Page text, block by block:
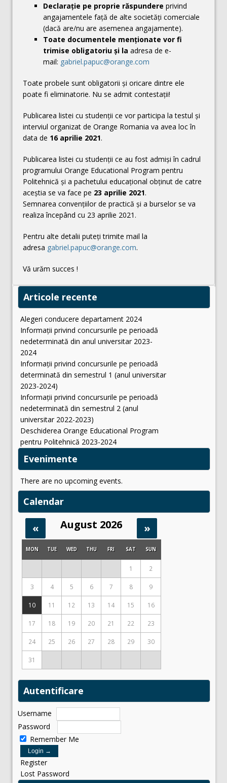
Declaraţie pe proprie răspundere privind
angajamentele faţă de alte societăţi comerciale
(dacă are/nu are asemenea angajamente).
Toate documentele menționate vor fi
trimise obligatoriu şi la adresa de e-
mail: gabriel.papuc@orange.com
Toate probele sunt obligatorii și oricare dintre ele
poate fi eliminatorie. Nu se admit contestații!
Publicarea listei cu studenţii ce vor participa la testul şi
interviul organizat de Orange Romania va avea loc în
data de 16 aprilie 2021.
Publicarea listei cu studenţii ce au fost admişi în cadrul
programului Orange Educational Program pentru
Politehnică şi a pachetului educaţional obţinut de catre
aceştia se va face pe 23 aprilie 2021.
Semnarea convențiilor de practică și a burselor se va
realiza începând cu 23 aprilie 2021.
Pentru alte detalii puteți trimite mail la
adresa gabriel.papuc@orange.com.
Vă urăm succes !
Articole recente
Alegeri conducere departament 2024
Informații privind concursurile pe perioadă
nedeterminată din anul universitar 2023-
2024
Informații privind concursurile pe perioadă
determinată din semestrul 1 (anul universitar
2023-2024)
Informații privind concursurile pe perioadă
nedeterminată din semestrul 2 (anul
universitar 2022-2023)
Deschiderea Orange Educational Program
pentru Politehnică 2023-2024
Evenimente
There are no upcoming events.
Calendar
« August 2026 »
MON TUE WED THU FRI SAT SUN
1 2
3 4 5 6 7 8 9
10 11 12 13 14 15 16
17 18 19 20 21 22 23
24 25 26 27 28 29 30
31
Autentificare
Username
Password
Remember Me
Register
Lost Password